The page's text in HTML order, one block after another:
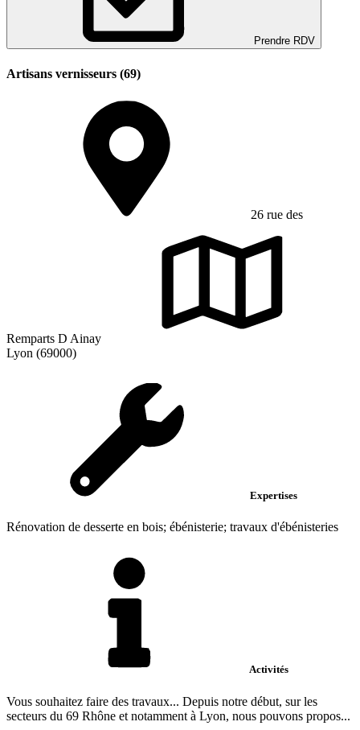
Prendre RDV
Artisans vernisseurs (69)
26 rue des
Remparts D Ainay
Lyon (69000)
Expertises
Rénovation de desserte en bois; ébénisterie; travaux d'ébénisteries
Activités
Vous souhaitez faire des travaux... Depuis notre début, sur les
secteurs du 69 Rhône et notamment à Lyon, nous pouvons propos...